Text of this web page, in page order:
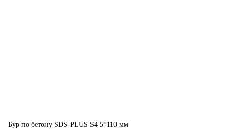
Бур по бетону SDS-PLUS S4 5*110 мм